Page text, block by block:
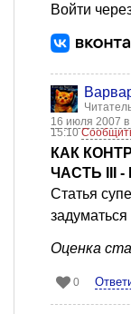
Войти
16 июля 2007 в
15:10
КАК
ЧАСТЬ III
Статья
задуматься
Оценка
0